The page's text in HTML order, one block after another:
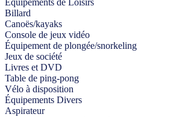
Équipements de Loisirs
Billard
Canoës/kayaks
Console de jeux vidéo
Équipement de plongée/snorkeling
Jeux de société
Livres et DVD
Table de ping-pong
Vélo à disposition
Équipements Divers
Aspirateur